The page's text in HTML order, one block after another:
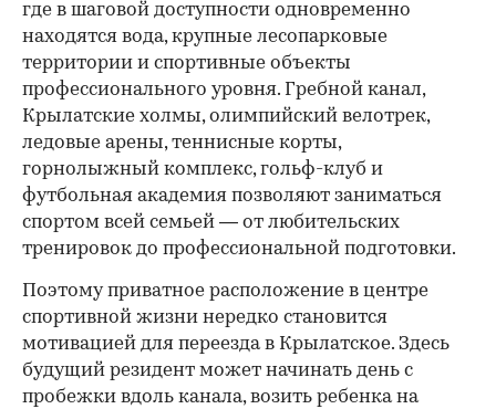
где в шаговой доступности одновременно
находятся вода, крупные лесопарковые
территории и спортивные объекты
профессионального уровня. Гребной канал,
Крылатские холмы, олимпийский велотрек,
ледовые арены, теннисные корты,
горнолыжный комплекс, гольф-клуб и
футбольная академия позволяют заниматься
спортом всей семьей — от любительских
тренировок до профессиональной подготовки.
Поэтому приватное расположение в центре
спортивной жизни нередко становится
мотивацией для переезда в Крылатское. Здесь
будущий резидент может начинать день с
пробежки вдоль канала, возить ребенка на